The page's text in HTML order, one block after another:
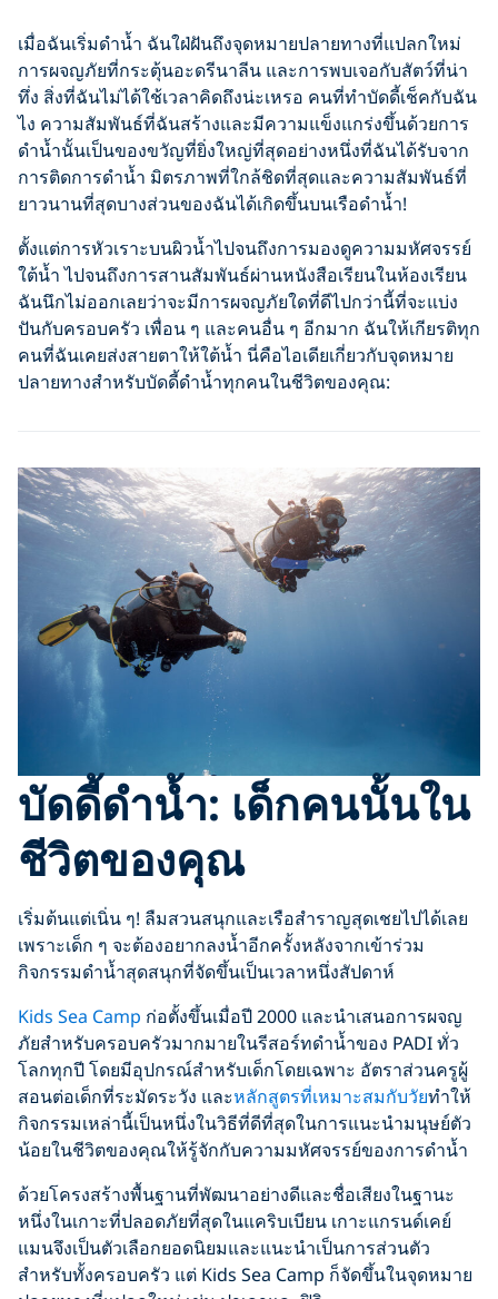
เมื่อฉันเริ่มดำน้ำ ฉันใฝ่ฝันถึงจุดหมายปลายทางที่แปลกใหม่
การผจญภัยที่กระตุ้นอะดรีนาลีน และการพบเจอกับสัตว์ที่น่า
ทึ่ง สิ่งที่ฉันไม่ได้ใช้เวลาคิดถึงน่ะเหรอ คนที่ทำบัดดี้เช็คกับฉัน
ไง ความสัมพันธ์ที่ฉันสร้างและมีความแข็งแกร่งขึ้นด้วยการ
ดำน้ำนั้นเป็นของขวัญที่ยิ่งใหญ่ที่สุดอย่างหนึ่งที่ฉันได้รับจาก
การติดการดำน้ำ มิตรภาพที่ใกล้ชิดที่สุดและความสัมพันธ์ที่
ยาวนานที่สุดบางส่วนของฉันได้เกิดขึ้นบนเรือดำน้ำ!
ตั้งแต่การหัวเราะบนผิวน้ำไปจนถึงการมองดูความมหัศจรรย์
ใต้น้ำ ไปจนถึงการสานสัมพันธ์ผ่านหนังสือเรียนในห้องเรียน
ฉันนึกไม่ออกเลยว่าจะมีการผจญภัยใดที่ดีไปกว่านี้ที่จะแบ่ง
ปันกับครอบครัว เพื่อน ๆ และคนอื่น ๆ อีกมาก ฉันให้เกียรติทุก
คนที่ฉันเคยส่งสายตาให้ใต้น้ำ นี่คือไอเดียเกี่ยวกับจุดหมาย
ปลายทางสำหรับบัดดี้ดำน้ำทุกคนในชีวิตของคุณ:
บัดดี้ดำน้ำ: เด็กคนนั้นใน
ชีวิตของคุณ
เริ่มต้นแต่เนิ่น ๆ! ลืมสวนสนุกและเรือสำราญสุดเชยไปได้เลย
เพราะเด็ก ๆ จะต้องอยากลงน้ำอีกครั้งหลังจากเข้าร่วม
กิจกรรมดำน้ำสุดสนุกที่จัดขึ้นเป็นเวลาหนึ่งสัปดาห์
Kids Sea Camp ก่อตั้งขึ้นเมื่อปี 2000 และนำเสนอการผจญ
ภัยสำหรับครอบครัวมากมายในรีสอร์ทดำน้ำของ PADI ทั่ว
โลกทุกปี โดยมีอุปกรณ์สำหรับเด็กโดยเฉพาะ อัตราส่วนครูผู้
สอนต่อเด็กที่ระมัดระวัง และหลักสูตรที่เหมาะสมกับวัยทำให้
กิจกรรมเหล่านี้เป็นหนึ่งในวิธีที่ดีที่สุดในการแนะนำมนุษย์ตัว
น้อยในชีวิตของคุณให้รู้จักกับความมหัศจรรย์ของการดำน้ำ
ด้วยโครงสร้างพื้นฐานที่พัฒนาอย่างดีและชื่อเสียงในฐานะ
หนึ่งในเกาะที่ปลอดภัยที่สุดในแคริบเบียน เกาะแกรนด์เคย์
แมนจึงเป็นตัวเลือกยอดนิยมและแนะนำเป็นการส่วนตัว
สำหรับทั้งครอบครัว แต่ Kids Sea Camp ก็จัดขึ้นในจุดหมาย